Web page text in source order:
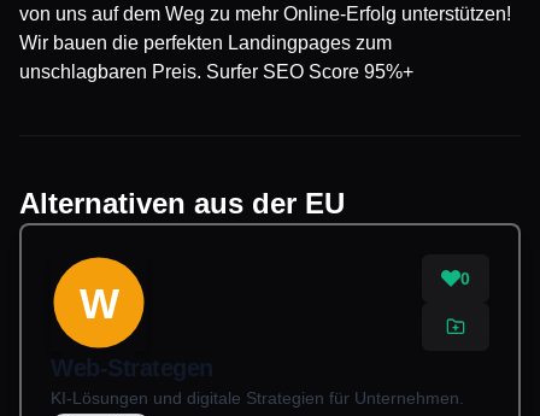
von uns auf dem Weg zu mehr Online-Erfolg unterstützen!
Wir bauen die perfekten Landingpages zum
unschlagbaren Preis. Surfer SEO Score 95%+
Alternativen aus der EU
W
0
Web-Strategen
KI-Lösungen und digitale Strategien für Unternehmen.